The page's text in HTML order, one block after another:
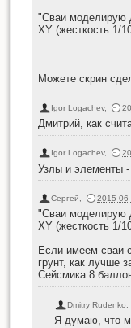
"Сваи моделирую
XY (жесткость 1/
Можете скрин
Igor Logachev,
Дмитрий, как
Igor Logachev,
Узлы и элементы -
Сергей 2015-
"Сваи моделирую
XY (жесткость 1/
Если имеем сваи-
грунт, как лучше
Сейсмика 8
Dmitry Rudenko
Я думаю, что